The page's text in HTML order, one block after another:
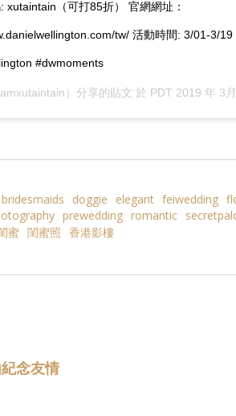
xutaintain（可打85折） 官網網址：
tw/ 活動時間: 3/01-3/
#dwmoments
）分享的貼文 於 PDT 2019 年 3
bridesmaids doggie elegant feiwedding
prewedding romantic
蜜 閨蜜照 香港影樓
念友情